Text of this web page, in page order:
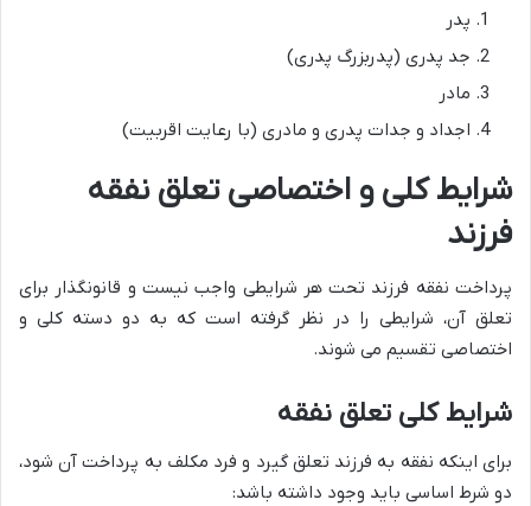
پدر
جد پدری (پدربزرگ پدری)
مادر
اجداد و جدات پدری و مادری (با رعایت اقربیت)
شرایط کلی و اختصاصی تعلق نفقه
فرزند
پرداخت نفقه فرزند تحت هر شرایطی واجب نیست و قانونگذار برای
تعلق آن، شرایطی را در نظر گرفته است که به دو دسته کلی و
اختصاصی تقسیم می شوند.
شرایط کلی تعلق نفقه
برای اینکه نفقه به فرزند تعلق گیرد و فرد مکلف به پرداخت آن شود،
دو شرط اساسی باید وجود داشته باشد: